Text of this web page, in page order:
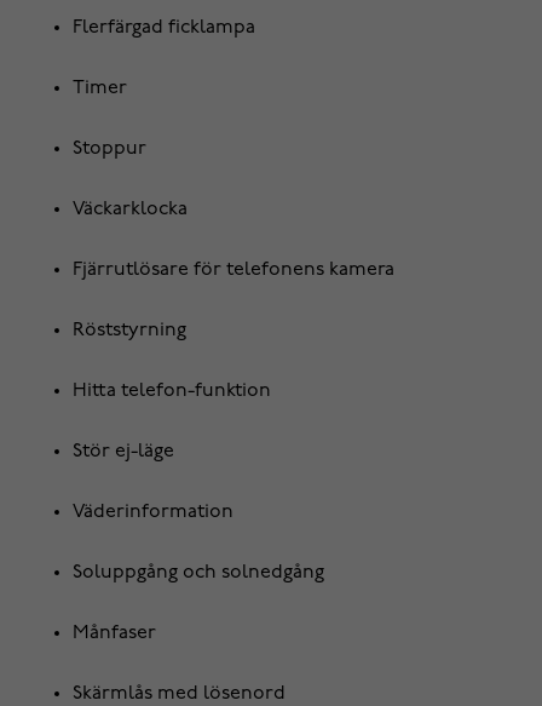
Flerfärgad ficklampa
Timer
Stoppur
Väckarklocka
Fjärrutlösare för telefonens kamera
Röststyrning
Hitta telefon-funktion
Stör ej-läge
Väderinformation
Soluppgång och solnedgång
Månfaser
Skärmlås med lösenord